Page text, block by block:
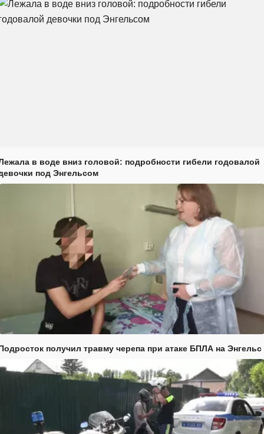
в воде вниз головой: подробности гибели годовалой
под Энгельсом
получил травму черепа при атаке БПЛА на Энгельс